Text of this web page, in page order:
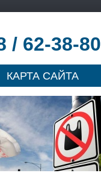
/ 62-38-80
КАРТА САЙТА